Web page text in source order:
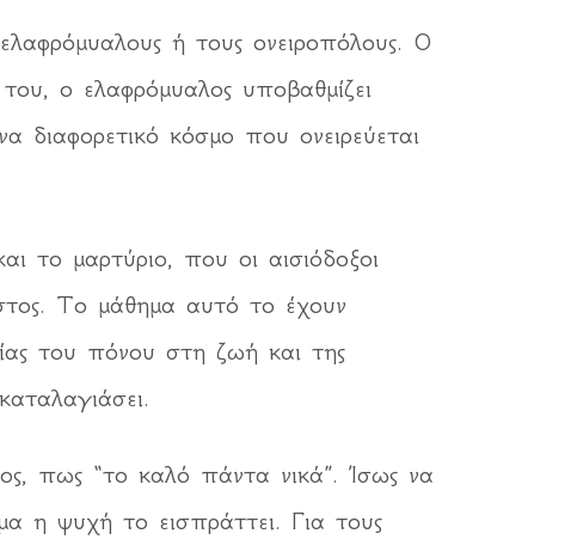
ή τους ονειροπόλους. Ο
ο ελαφρόμυαλος υποβαθμίζει
κόσμο που ονειρεύεται
το μαρτύριο, που οι αισιόδοξοι
Το μάθημα αυτό το έχουν
του πόνου στη ζωή και της
πως “το καλό πάντα νικά”. Ίσως να
η ψυχή το εισπράττει. Για τους